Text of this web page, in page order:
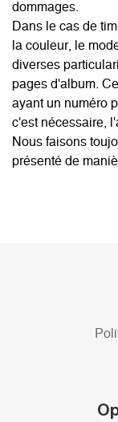
dommages.
Dans le cas de
la couleur, le
diverses
pages d'album.
ayant un numéro
c'est nécessaire,
Nous faisons
présenté de